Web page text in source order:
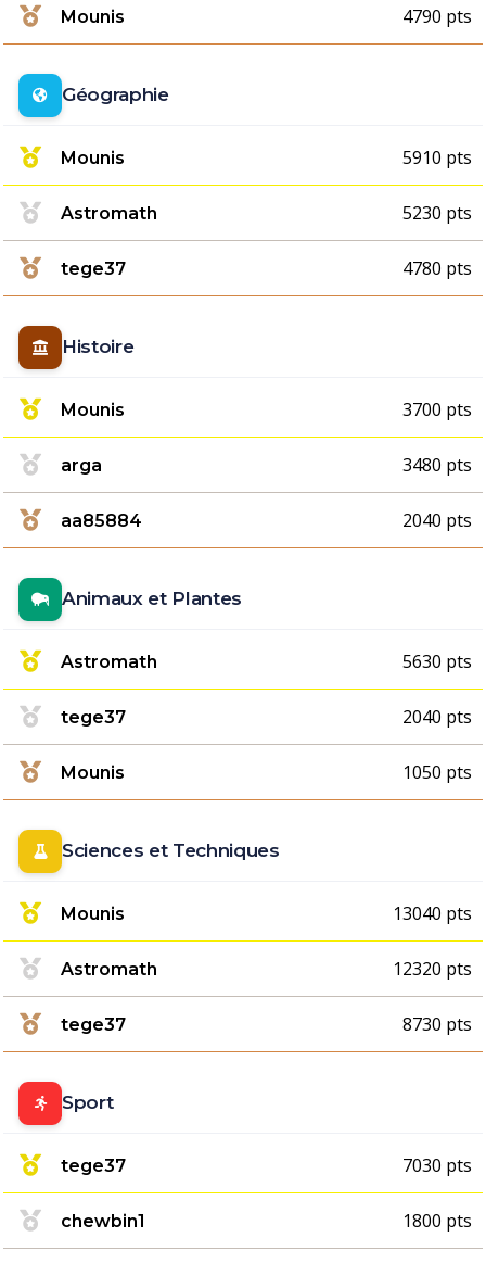
Mounis 4790 pts
Géographie
Mounis 5910 pts
Astromath 5230 pts
tege37 4780 pts
Histoire
Mounis 3700 pts
arga 3480 pts
aa85884 2040 pts
Animaux et Plantes
Astromath 5630 pts
tege37 2040 pts
Mounis 1050 pts
Sciences et Techniques
Mounis 13040 pts
Astromath 12320 pts
tege37 8730 pts
Sport
tege37 7030 pts
chewbin1 1800 pts